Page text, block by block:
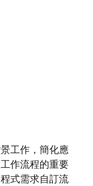
工作，簡化應
作流程的重要
式需求自訂流